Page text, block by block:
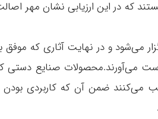
که در این ارزیابی نشان مهر
می‌شود و در نهایت آثاری که موفق
می‌آورند.محصولات صنایع دستی
می‌کنند ضمن آن که کاربردی بودن